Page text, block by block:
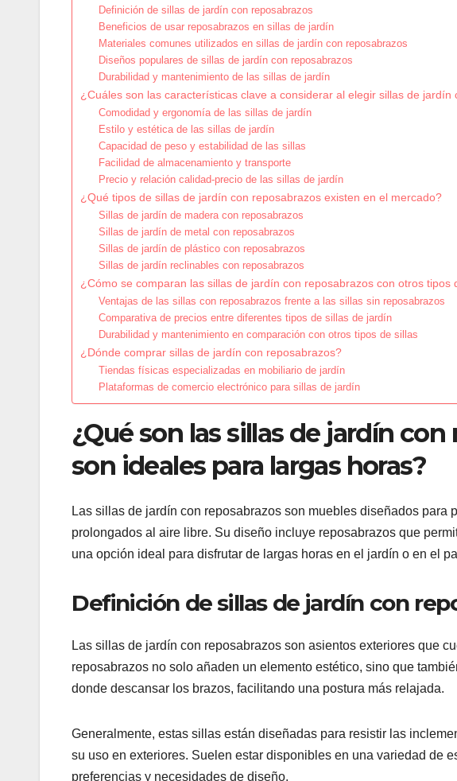
Definición de sillas de jardín con reposabrazos
Beneficios de usar reposabrazos en sillas de jardín
Materiales comunes utilizados en sillas de jardín con reposabrazos
Diseños populares de sillas de jardín con reposabrazos
Durabilidad y mantenimiento de las sillas de jardín
¿Cuáles son las características clave a considerar al elegir sillas de jardín
Comodidad y ergonomía de las sillas de jardín
Estilo y estética de las sillas de jardín
Capacidad de peso y estabilidad de las sillas
Facilidad de almacenamiento y transporte
Precio y relación calidad-precio de las sillas de jardín
¿Qué tipos de sillas de jardín con reposabrazos existen en el mercado?
Sillas de jardín de madera con reposabrazos
Sillas de jardín de metal con reposabrazos
Sillas de jardín de plástico con reposabrazos
Sillas de jardín reclinables con reposabrazos
¿Cómo se comparan las sillas de jardín con reposabrazos con otros tipos
Ventajas de las sillas con reposabrazos frente a las sillas sin reposabrazos
Comparativa de precios entre diferentes tipos de sillas de jardín
Durabilidad y mantenimiento en comparación con otros tipos de sillas
¿Dónde comprar sillas de jardín con reposabrazos?
Tiendas físicas especializadas en mobiliario de jardín
Plataformas de comercio electrónico para sillas de jardín
¿Qué son las sillas de jardín
son ideales para largas horas?
Las sillas de jardín con reposabrazos son muebles diseñados para
prolongados al aire libre. Su diseño incluye reposabrazos que
una opción ideal para disfrutar de largas horas en el jardín o en el
Definición de sillas de jardín con
Las sillas de jardín con reposabrazos son asientos exteriores que
reposabrazos no solo añaden un elemento estético, sino que
donde descansar los brazos, facilitando una postura más relajada.
Generalmente, estas sillas están diseñadas para resistir las
su uso en exteriores. Suelen estar disponibles en una variedad de
preferencias y necesidades de diseño.